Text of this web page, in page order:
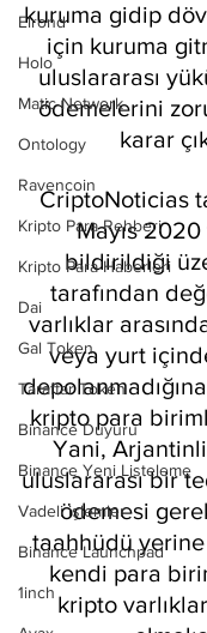
Elrond
Holo
Matic Network
Ontology
Ravencoin
Kripto Para Rehberi
Kripto Para Haberleri
Dai
Gal Token
Taraftar Token
Binance Duyuru
Binance Yeni Listeleme
Vadeli işlemler
Binance Launchpad
1inch
kuruma gidip
için kuruma
uluslararası
ödemelerini
karar
CriptoNoticias
Mayıs
bildirildiği
tarafından
varlıklar
veya yurt
kripto para
Yani,
uluslararası bir
ödemesi
taahhüdü
kendi para
kripto